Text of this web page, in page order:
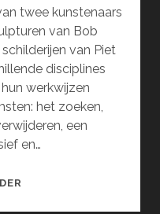
twee kunstenaars
van Bob
van Piet
disciplines
werkwijzen
het zoeken,
een
en…